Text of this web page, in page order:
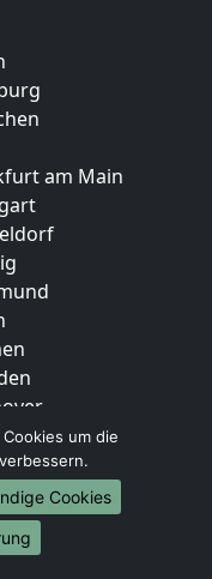
am Main
um die
Cookies